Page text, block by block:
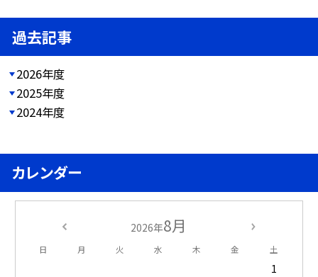
過去記事
2026年度
2025年度
2024年度
カレンダー
2026年8月
日 月 火 水 木 金 土
1